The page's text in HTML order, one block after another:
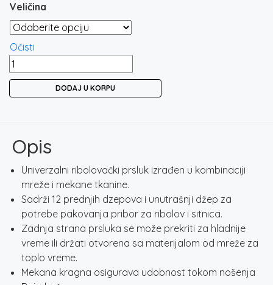
Veličina
Očisti
FILEX
RIBOLOVAČKI
DODAJ U KORPU
Opis
Univerzalni ribolovački prsluk izrađen u kombinaciji
mreže ​​i mekane tkanine.
Sadrži 12 prednjih dzepova i unutrašnji džep za
potrebe pakovanja pribor za ribolov i sitnica.
Zadnja strana prsluka se može prekriti za hladnije
vreme ili držati otvorena sa materijalom od mreže za
toplo vreme.
Mekana kragna osigurava udobnost tokom nošenja